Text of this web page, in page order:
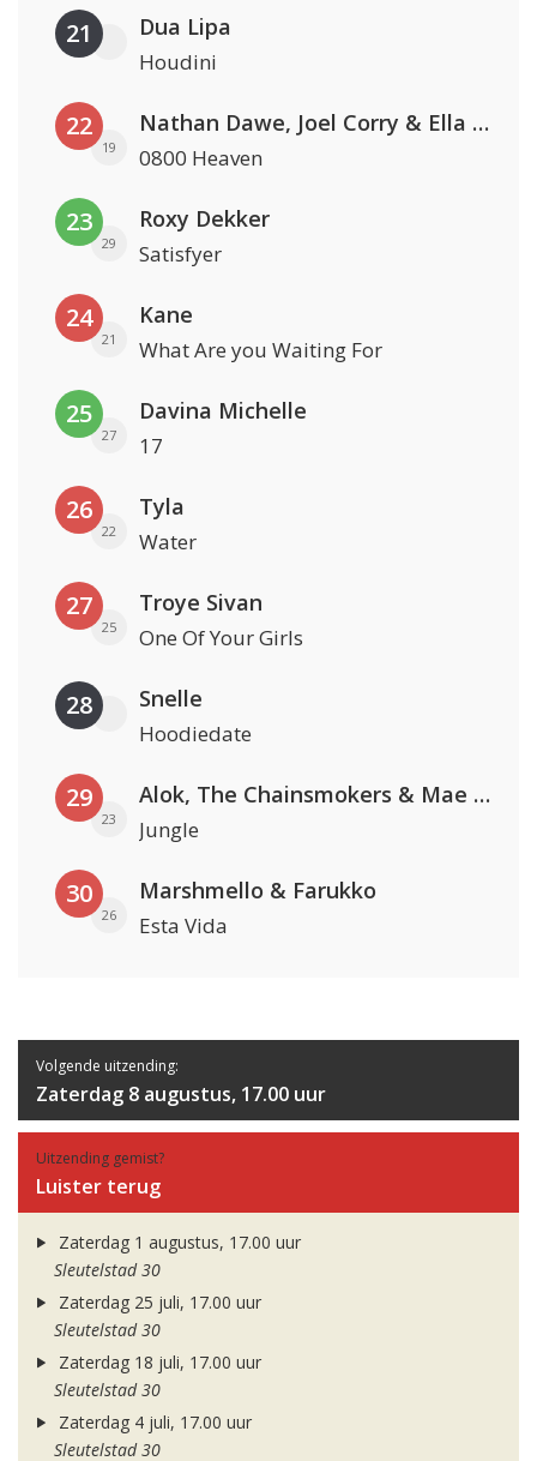
21 Dua Lipa
Houdini
22
19
Nathan Dawe, Joel Corry & Ella Henderson
0800 Heaven
23
29
Roxy Dekker
Satisfyer
24
21
Kane
What Are you Waiting For
25
27
Davina Michelle
17
26
22
Tyla
Water
27
25
Troye Sivan
One Of Your Girls
28 Snelle
Hoodiedate
29
23
Alok, The Chainsmokers & Mae Stephens
Jungle
30
26
Marshmello & Farukko
Esta Vida
Volgende uitzending:
Zaterdag 8 augustus, 17.00 uur
Uitzending gemist?
Luister terug
Zaterdag 1 augustus, 17.00 uur
Sleutelstad 30
Zaterdag 25 juli, 17.00 uur
Sleutelstad 30
Zaterdag 18 juli, 17.00 uur
Sleutelstad 30
Zaterdag 4 juli, 17.00 uur
Sleutelstad 30